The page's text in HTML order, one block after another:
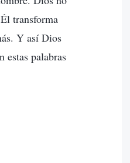
transforma
Y así Dios
estas palabras